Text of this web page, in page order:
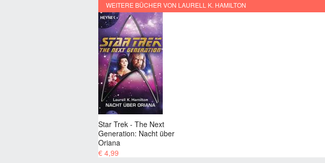
WEITERE BÜCHER VON LAURELL K. HAMILTON
Star Trek - The Next
Generation: Nacht über
Oriana
€ 4,99